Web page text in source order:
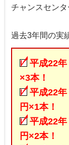
チャンスセンタ
過去3年間の実
平成22
×3本！
平成22
円×1本！
平成22
円×2本！